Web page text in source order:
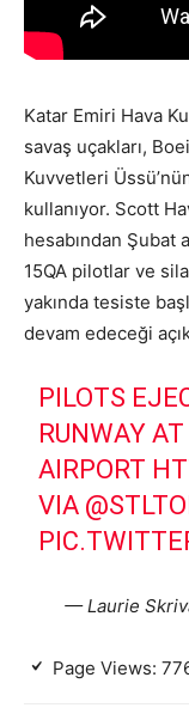
Katar Emiri Hava
savaş uçakları,
Kuvvetleri
kullanıyor. Scott
hesabından Şubat
15QA pilotlar ve
yakında tesiste
devam edeceği
PILOTS
RUNWAY
AIRPORT
VIA
— Laurie
Page Views: